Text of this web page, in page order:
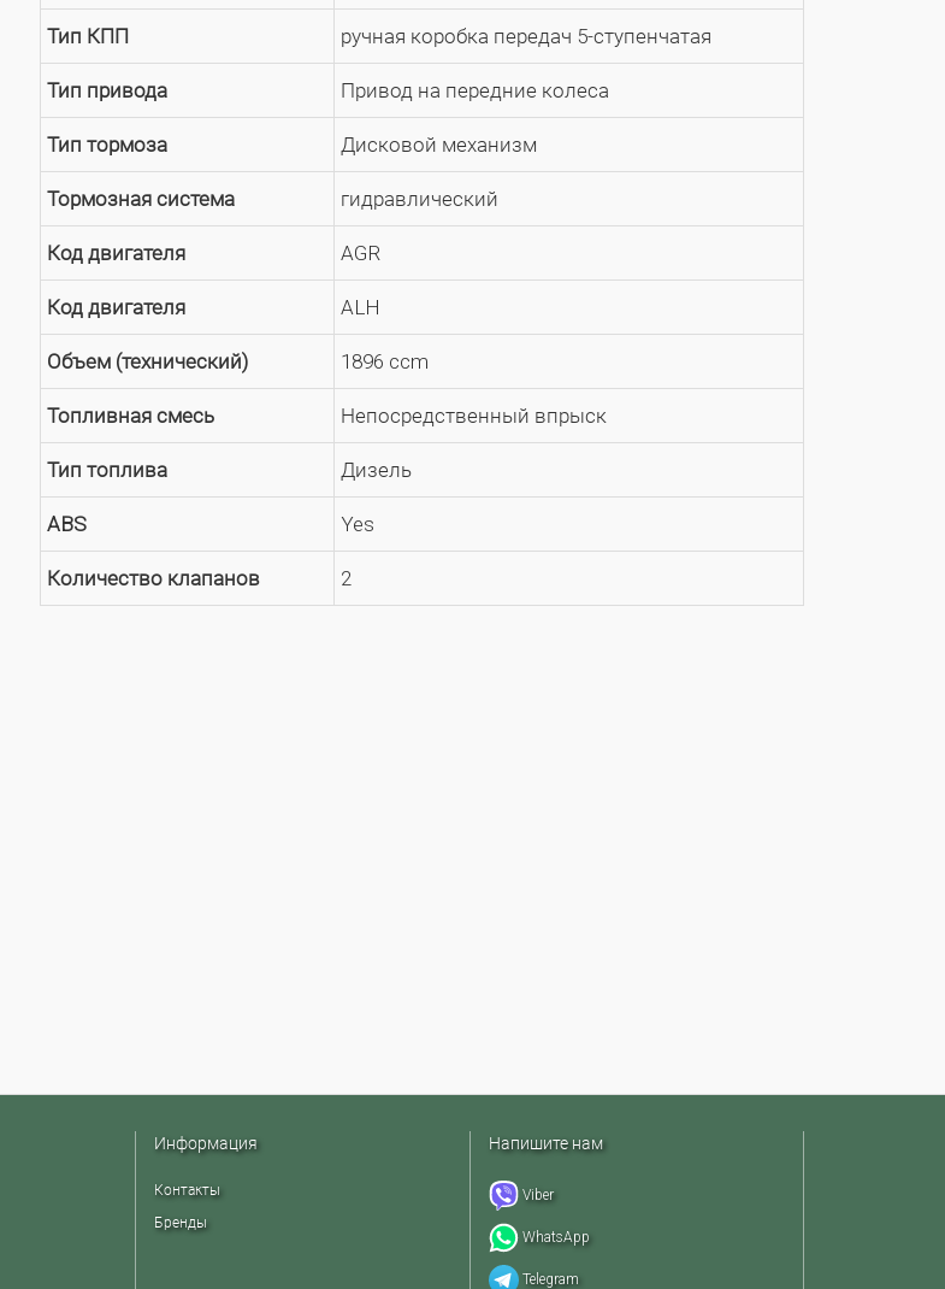
Тип КПП ручная коробка передач 5-ступенчатая
Тип привода Привод на передние колеса
Тип тормоза Дисковой механизм
Тормозная система гидравлический
Код двигателя AGR
Код двигателя ALH
Объем (технический) 1896 ccm
Топливная смесь Непосредственный впрыск
Тип топлива Дизель
ABS Yes
Количество клапанов 2
Информация
Контакты
Бренды
Напишите нам
Viber
WhatsApp
Telegram